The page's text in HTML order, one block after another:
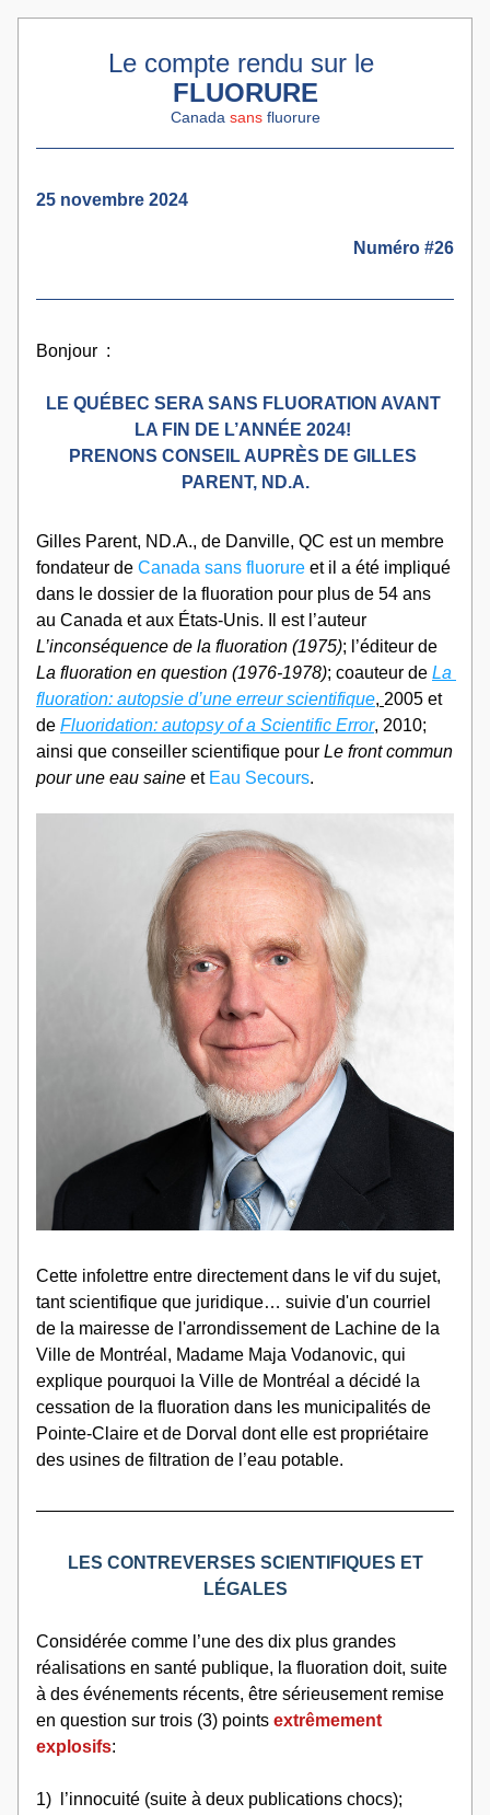
FLUORURE
Canada sans fluorure
25 novembre 2024
Numéro #26
Bonjour :
LE QUÉBEC SERA SANS FLUORATION AVANT
LA FIN DE L’ANNÉE 2024!
PRENONS CONSEIL AUPRÈS DE GILLES
PARENT, ND.A.
Gilles Parent, ND.A., de Danville, QC est un membre
fondateur de Canada sans fluorure et il a été impliqué
dans le dossier de la fluoration pour plus de 54 ans
au Canada et aux États-Unis. Il est l’auteur
L’inconséquence de la fluoration (1975)
La fluoration en question (1976-1978); coauteur de La
fluoration: autopsie d’une erreur scientifique, 2005 et
de Fluoridation: autopsy of a Scientific Error, 2010;
ainsi que conseiller scientifique pour Le front commun
pour une eau saine et Eau Secours.
Cette infolettre entre directement dans le vif du sujet,
tant scientifique que juridique… suivie d'un courriel
de la mairesse de l'arrondissement de Lachine de la
Ville de Montréal, Madame Maja Vodanovic, qui
explique pourquoi la Ville de Montréal a décidé la
cessation de la fluoration dans les municipalités de
Pointe-Claire et de Dorval dont elle est propriétaire
des usines de filtration de l’eau potable.
LES CONTREVERSES SCIENTIFIQUES ET
LÉGALES
Considérée comme l’une des dix plus grandes
réalisations en santé publique, la fluoration doit, suite
à des événements récents, être sérieusement remise
en question sur trois (3) points extrêmement
explosifs:
1)  l’innocuité (suite à deux publications chocs);